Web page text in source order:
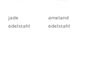
jade
edelstahl
ameland
edelstahl